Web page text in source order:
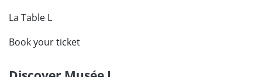
La Table L
Book your ticket